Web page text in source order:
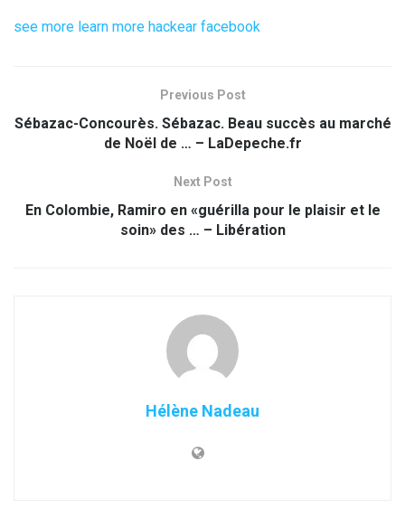
see more learn more hackear facebook
Previous Post
Sébazac-Concourès. Sébazac. Beau succès au marché
de Noël de … – LaDepeche.fr
Next Post
En Colombie, Ramiro en «guérilla pour le plaisir et le
soin» des … – Libération
Hélène Nadeau